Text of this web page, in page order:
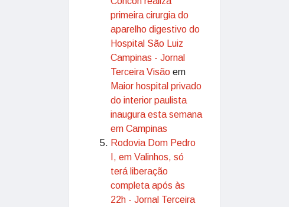
primeira cirurgia do
aparelho digestivo do
Hospital São Luiz
Campinas - Jornal
Terceira Visão em
Maior hospital privado
do interior paulista
inaugura esta semana
em Campinas
Rodovia Dom Pedro
I, em Valinhos, só
terá liberação
completa após às
22h - Jornal Terceira